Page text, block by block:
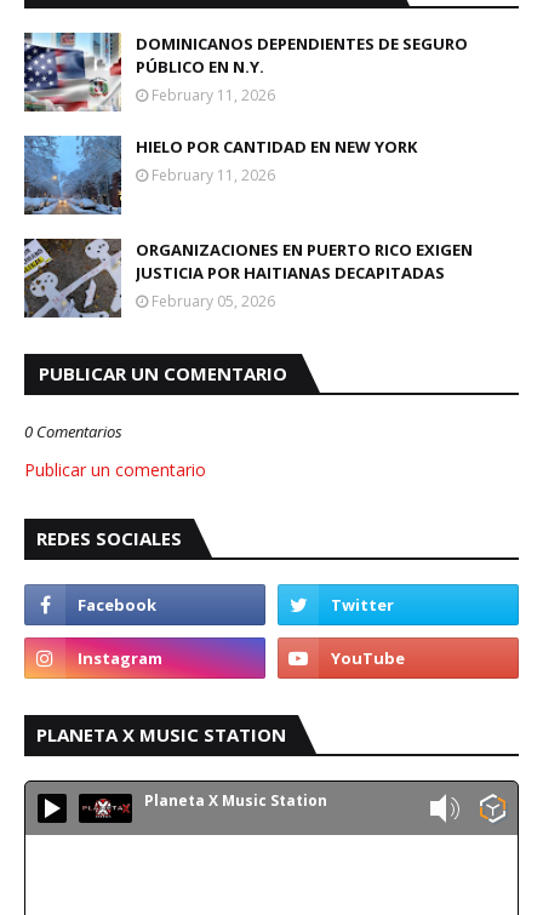
DOMINICANOS DEPENDIENTES DE SEGURO
PÚBLICO EN N.Y.
February 11, 2026
HIELO POR CANTIDAD EN NEW YORK
February 11, 2026
ORGANIZACIONES EN PUERTO RICO EXIGEN
JUSTICIA POR HAITIANAS DECAPITADAS
February 05, 2026
PUBLICAR UN COMENTARIO
0 Comentarios
Publicar un comentario
REDES SOCIALES
PLANETA X MUSIC STATION
Planeta X Music Station